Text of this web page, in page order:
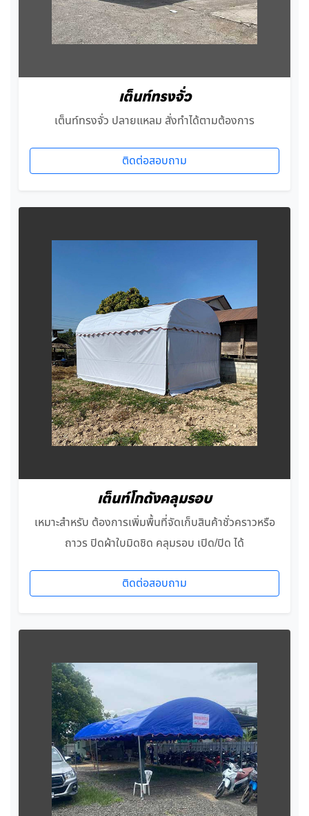
เต็นท์ทรงจั่ว
เต็นท์ทรงจั่ว ปลายแหลม สั่งทำได้ตามต้องการ
ติดต่อสอบถาม
เต็นท์โกดังคลุมรอบ
เหมาะสำหรับ ต้องการเพิ่มพื้นที่จัดเก็บสินค้าชั่วคราวหรือ
ถาวร ปิดผ้าใบมิดชิด คลุมรอบ เปิด/ปิด ได้
ติดต่อสอบถาม